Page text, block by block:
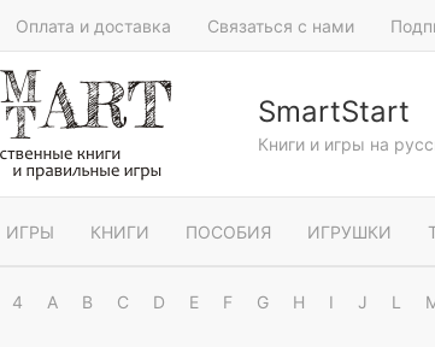
Оплата и доставка Связаться с нами
SmartStart
Книги и игры на
ИГРЫ КНИГИ ПОСОБИЯ ИГРУШКИ
4 A B C D E F G H I J L